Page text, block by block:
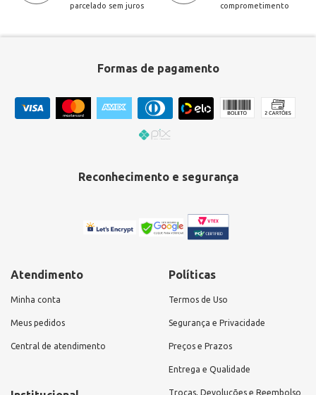
parcelado sem juros
comprometimento
Formas de pagamento
Reconhecimento e segurança
Atendimento
Minha conta
Meus pedidos
Central de atendimento
Políticas
Termos de Uso
Segurança e Privacidade
Preços e Prazos
Entrega e Qualidade
Trocas, Devoluções e Reembolso